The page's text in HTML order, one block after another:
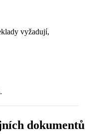
vyžadují,
dokumentů